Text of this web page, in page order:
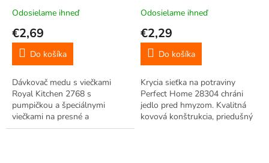
Odosielame ihneď
€2,69
Do košíka
Dávkovač medu s viečkami
Royal Kitchen 2768 s
pumpičkou a špeciálnymi
viečkami na presné a
jednoduché dávkovanie medu.
Odosielame ihneď
€2,29
Do košíka
Krycia sieťka na potraviny
Perfect Home 28304 chráni
jedlo pred hmyzom. Kvalitná
kovová konštrukcia, priedušný